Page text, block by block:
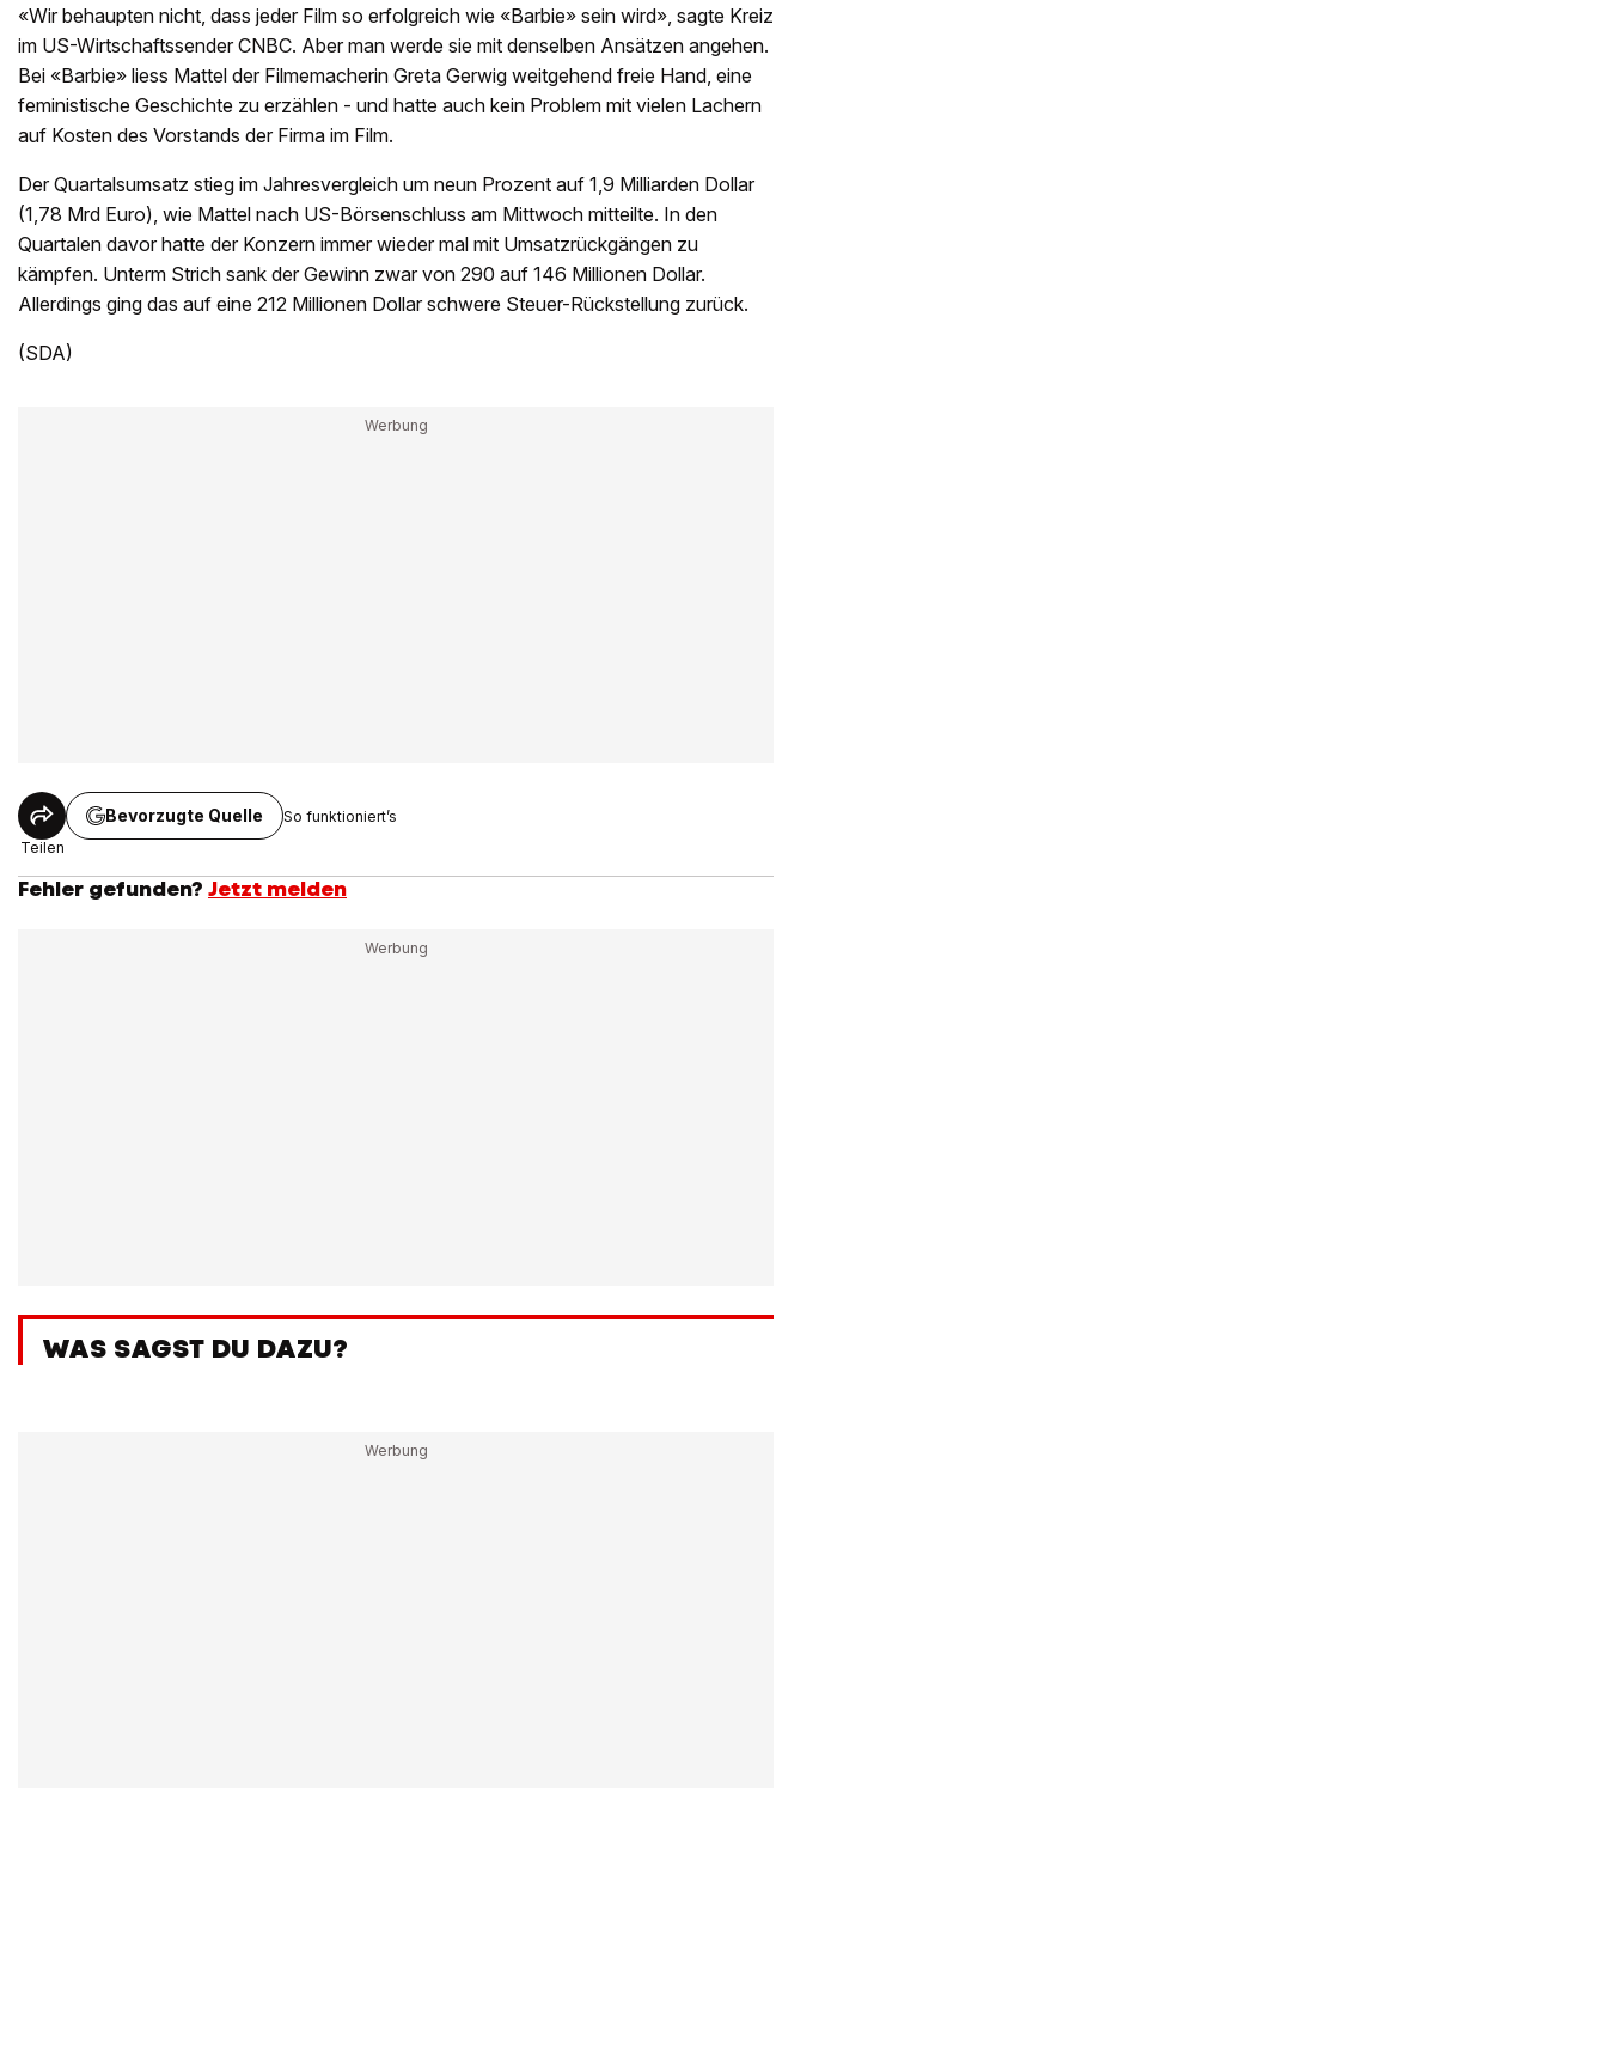
«Wir behaupten nicht, dass jeder Film so erfolgreich wie «Barbie» sein wird», sagte Kreiz
im US-Wirtschaftssender CNBC. Aber man werde sie mit denselben Ansätzen angehen.
Bei «Barbie» liess Mattel der Filmemacherin Greta Gerwig weitgehend freie Hand, eine
feministische Geschichte zu erzählen - und hatte auch kein Problem mit vielen Lachern
auf Kosten des Vorstands der Firma im Film.
Der Quartalsumsatz stieg im Jahresvergleich um neun Prozent auf 1,9 Milliarden Dollar
(1,78 Mrd Euro), wie Mattel nach US-Börsenschluss am Mittwoch mitteilte. In den
Quartalen davor hatte der Konzern immer wieder mal mit Umsatzrückgängen zu
kämpfen. Unterm Strich sank der Gewinn zwar von 290 auf 146 Millionen Dollar.
Allerdings ging das auf eine 212 Millionen Dollar schwere Steuer-Rückstellung zurück.
(SDA)
Teilen
Bevorzugte Quelle So funktioniert’s
Fehler gefunden? Jetzt melden
WAS SAGST DU DAZU?